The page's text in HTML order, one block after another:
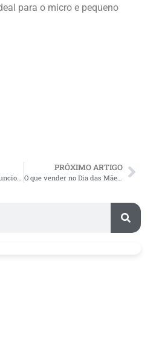
para o micro e pequeno
PRÓXIMO ARTIGO
O que vender no Dia das Mães? TOP 4 segmentos para investir